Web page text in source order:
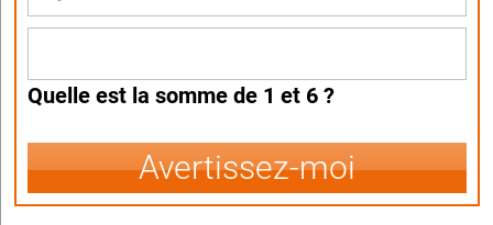
Quelle est la somme de 1 et 6 ?
Avertissez-moi